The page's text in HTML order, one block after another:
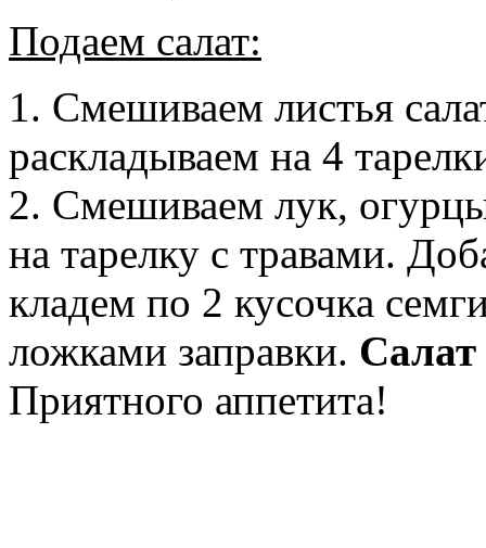
Подаем салат:
1. Смешиваем листья
раскладываем на 4
2. Смешиваем лук,
на тарелку с травами.
кладем по 2 кусочка
ложками заправки. Салат
Приятного аппетита!